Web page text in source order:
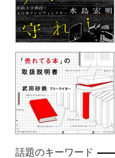
話題のキーワード